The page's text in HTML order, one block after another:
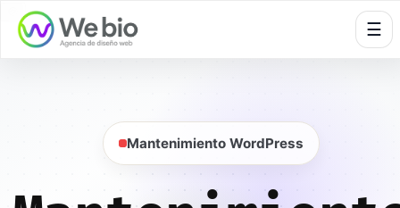
☰
Mantenimiento WordPress